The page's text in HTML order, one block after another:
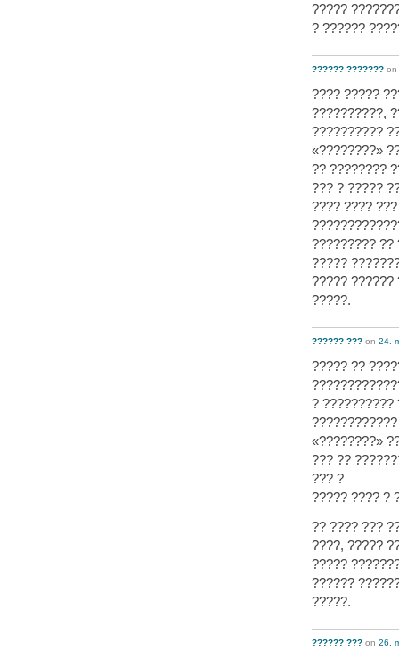
?????
? ??????
?????? ??????? on
???? ?????
??????????,
??????????
«????????»
?? ????????
??? ? ?????
???? ????
????????? ??
?????
????? ??????
?????.
?????? ??? on 24.
????? ??
? ??????????
«????????»
??? ??
??? ?
????? ???? ?
?? ???? ???
????, ?????
?????
??????
?????.
?????? ??? on 26.